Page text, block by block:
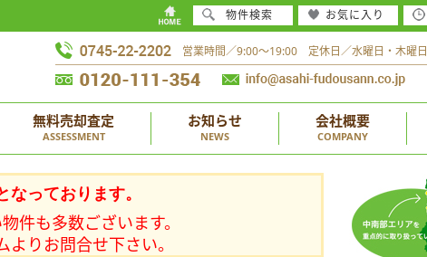
営業時間／9:00～19:00 定休日／水曜日・木曜日
無料売却査定
ASSESSMENT
お知らせ
NEWS
会社概要
COMPANY
っております。
件も多数ございます。
りお問合せ下さい。
物件検索 お気に入り